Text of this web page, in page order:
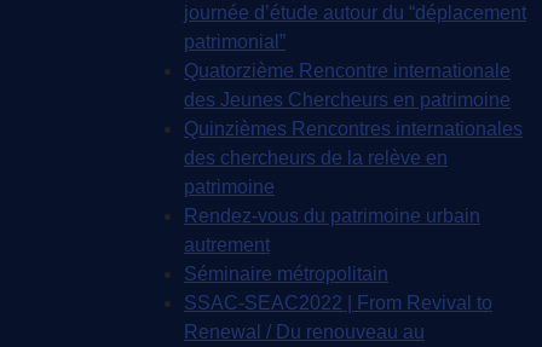
journée d’étude autour du “déplacement
patrimonial”
Quatorzième Rencontre internationale
des Jeunes Chercheurs en patrimoine
Quinzièmes Rencontres internationales
des chercheurs de la relève en
patrimoine
Rendez-vous du patrimoine urbain
autrement
Séminaire métropolitain
SSAC-SEAC2022 | From Revival to
Renewal / Du renouveau au